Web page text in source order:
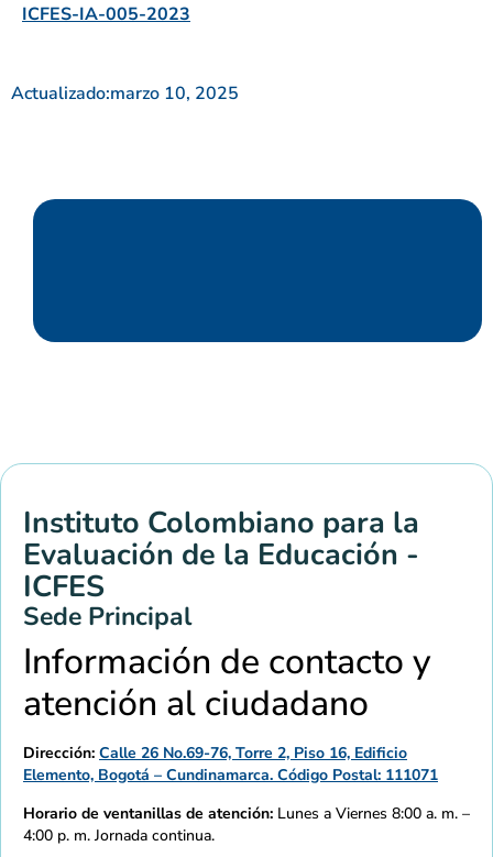
ICFES-IA-005-2023
Actualizado:marzo 10, 2025
Instituto Colombiano para la
Evaluación de la Educación -
ICFES
Sede Principal
Información de contacto y
atención al ciudadano
Dirección: Calle 26 No.69-76, Torre 2, Piso 16, Edificio
Elemento, Bogotá – Cundinamarca. Código Postal: 111071
Horario de ventanillas de atención: Lunes a Viernes 8:00 a. m. –
4:00 p. m. Jornada continua.